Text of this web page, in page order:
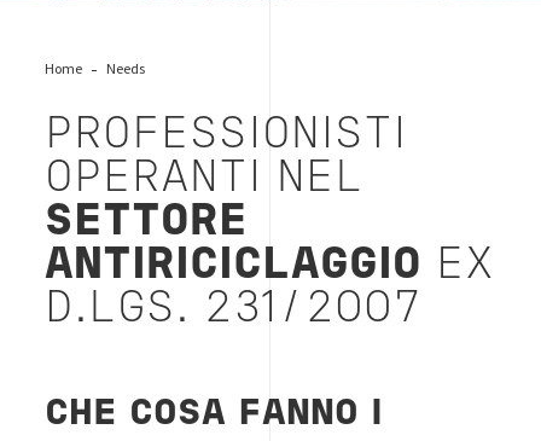
Home Needs
PROFESSIONISTI
OPERANTI NEL
SETTORE
ANTIRICICLAGGIO
EX
D.LGS. 231/2007
CHE COSA FANNO I